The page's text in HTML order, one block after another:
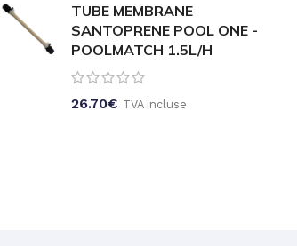
TUBE MEMBRANE
SANTOPRENE POOL ONE -
POOLMATCH 1.5L/H
26.70€ TVA incluse